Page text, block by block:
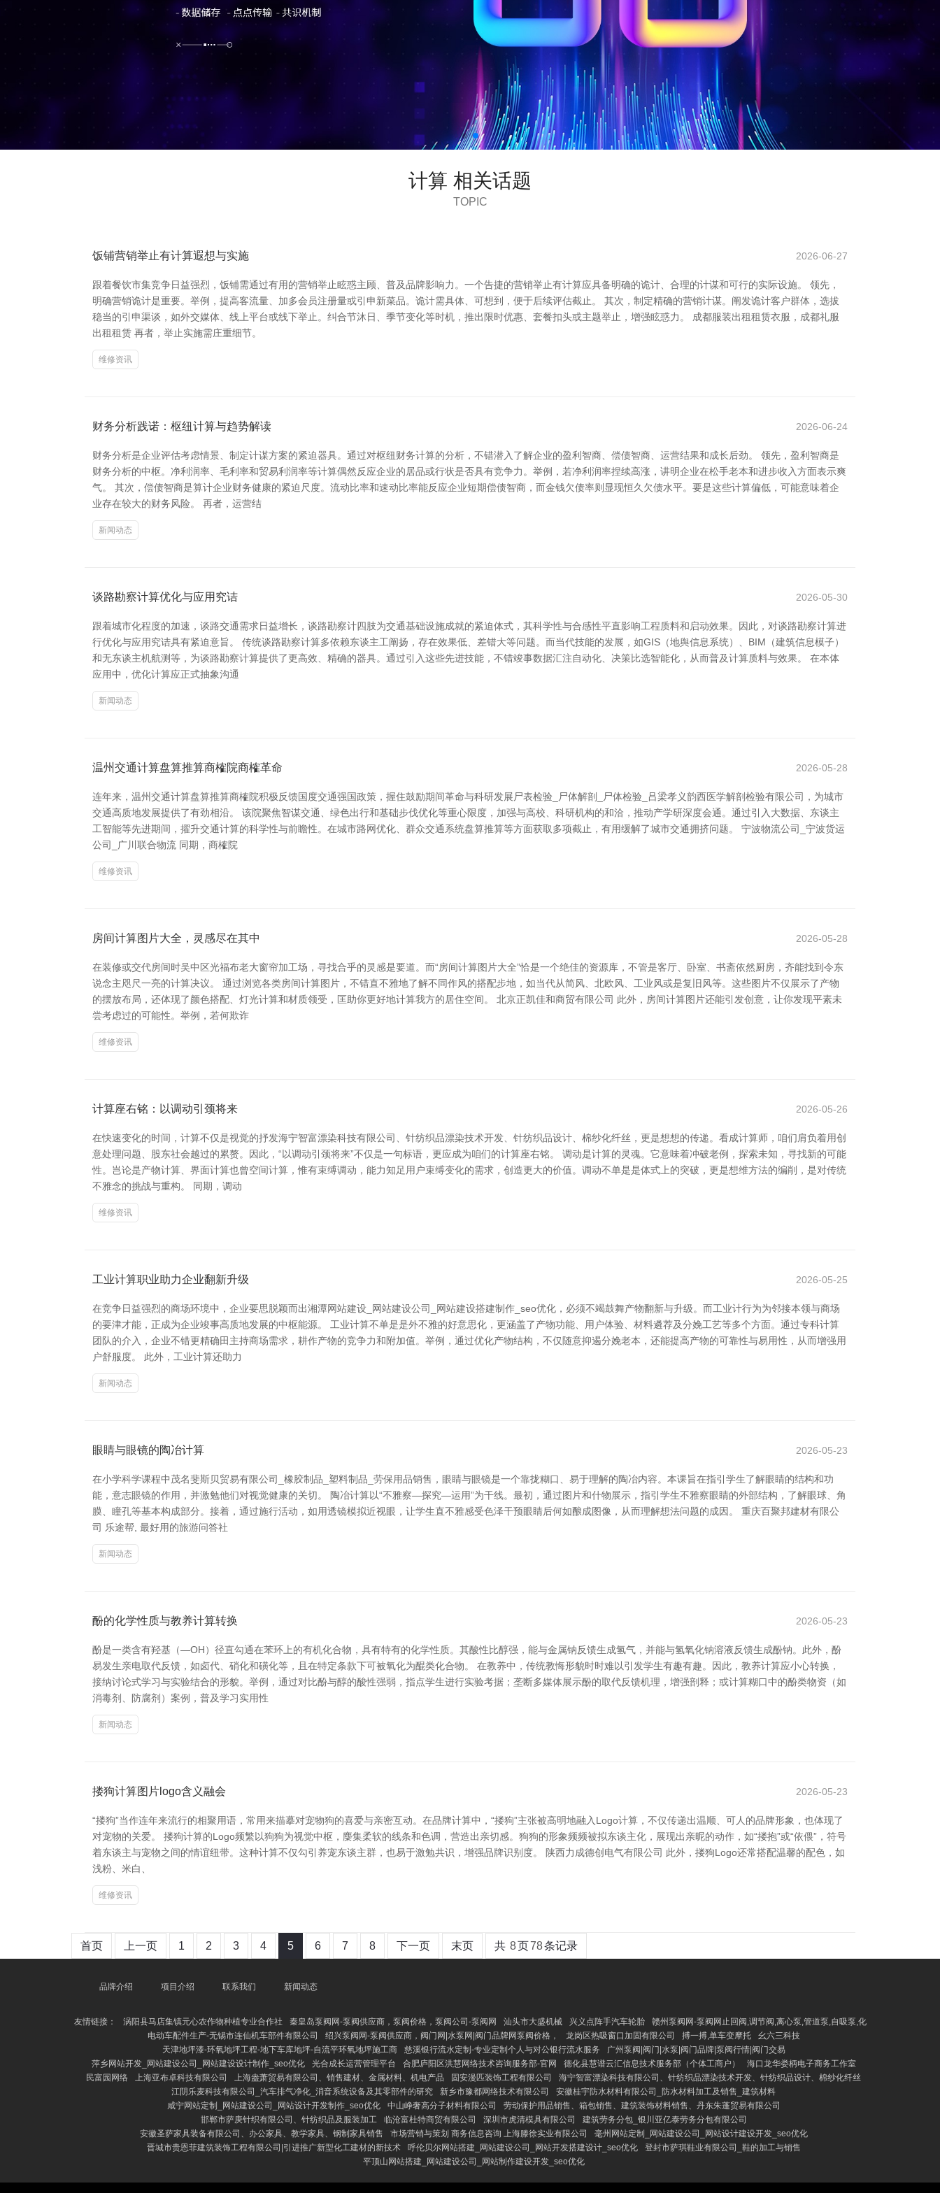
计算 相关话题
TOPIC
饭铺营销举止有计算遐想与实施 2026-06-27
跟着餐饮市集竞争日益强烈，饭铺需通过有用的营销举止眩惑主顾、普及品牌影响力。一个告捷的营销举止有计算应具备明确的诡计、合理的计谋和可行的实际设施。 领先，
明确营销诡计是重要。举例，提高客流量、加多会员注册量或引申新菜品。诡计需具体、可想到，便于后续评估截止。 其次，制定精确的营销计谋。阐发诡计客户群体，选拔
稳当的引申渠谈，如外交媒体、线上平台或线下举止。纠合节沐日、季节变化等时机，推出限时优惠、套餐扣头或主题举止，增强眩惑力。 成都服装出租租赁衣服，成都礼服
出租租赁 再者，举止实施需庄重细节。
维修资讯
财务分析践诺：枢纽计算与趋势解读 2026-06-24
财务分析是企业评估考虑情景、制定计谋方案的紧迫器具。通过对枢纽财务计算的分析，不错潜入了解企业的盈利智商、偿债智商、运营结果和成长后劲。 领先，盈利智商是
财务分析的中枢。净利润率、毛利率和贸易利润率等计算偶然反应企业的居品或行状是否具有竞争力。举例，若净利润率捏续高涨，讲明企业在松手老本和进步收入方面表示爽
气。 其次，偿债智商是算计企业财务健康的紧迫尺度。流动比率和速动比率能反应企业短期偿债智商，而金钱欠债率则显现恒久欠债水平。要是这些计算偏低，可能意味着企
业存在较大的财务风险。 再者，运营结
新闻动态
谈路勘察计算优化与应用究诘 2026-05-30
跟着城市化程度的加速，谈路交通需求日益增长，谈路勘察计四肢为交通基础设施成就的紧迫体式，其科学性与合感性平直影响工程质料和启动效果。因此，对谈路勘察计算进
行优化与应用究诘具有紧迫意旨。 传统谈路勘察计算多依赖东谈主工阐扬，存在效果低、差错大等问题。而当代技能的发展，如GIS（地舆信息系统）、BIM（建筑信息模子）
和无东谈主机航测等，为谈路勘察计算提供了更高效、精确的器具。通过引入这些先进技能，不错竣事数据汇注自动化、决策比选智能化，从而普及计算质料与效果。 在本体
应用中，优化计算应正式抽象沟通
新闻动态
温州交通计算盘算推算商榷院商榷革命 2026-05-28
连年来，温州交通计算盘算推算商榷院积极反馈国度交通强国政策，握住鼓励期间革命与科研发展尸表检验_尸体解剖_尸体检验_吕梁孝义韵西医学解剖检验有限公司，为城市
交通高质地发展提供了有劲相沿。 该院聚焦智谋交通、绿色出行和基础步伐优化等重心限度，加强与高校、科研机构的和洽，推动产学研深度会通。通过引入大数据、东谈主
工智能等先进期间，擢升交通计算的科学性与前瞻性。在城市路网优化、群众交通系统盘算推算等方面获取多项截止，有用缓解了城市交通拥挤问题。 宁波物流公司_宁波货运
公司_广川联合物流 同期，商榷院
维修资讯
房间计算图片大全，灵感尽在其中 2026-05-28
在装修或交代房间时吴中区光福布老大窗帘加工场，寻找合乎的灵感是要道。而“房间计算图片大全”恰是一个绝佳的资源库，不管是客厅、卧室、书斋依然厨房，齐能找到令东
说念主咫尺一亮的计算决议。 通过浏览各类房间计算图片，不错直不雅地了解不同作风的搭配步地，如当代从简风、北欧风、工业风或是复旧风等。这些图片不仅展示了产物
的摆放布局，还体现了颜色搭配、灯光计算和材质领受，匡助你更好地计算我方的居住空间。 北京正凯佳和商贸有限公司 此外，房间计算图片还能引发创意，让你发现平素未
尝考虑过的可能性。举例，若何欺诈
维修资讯
计算座右铭：以调动引颈将来 2026-05-26
在快速变化的时间，计算不仅是视觉的抒发海宁智富漂染科技有限公司、针纺织品漂染技术开发、针纺织品设计、棉纱化纤丝，更是想想的传递。看成计算师，咱们肩负着用创
意处理问题、股东社会越过的累赘。因此，“以调动引颈将来”不仅是一句标语，更应成为咱们的计算座右铭。 调动是计算的灵魂。它意味着冲破老例，探索未知，寻找新的可能
性。岂论是产物计算、界面计算也曾空间计算，惟有束缚调动，能力知足用户束缚变化的需求，创造更大的价值。调动不单是是体式上的突破，更是想维方法的编削，是对传统
不雅念的挑战与重构。 同期，调动
维修资讯
工业计算职业助力企业翻新升级 2026-05-25
在竞争日益强烈的商场环境中，企业要思脱颖而出湘潭网站建设_网站建设公司_网站建设搭建制作_seo优化，必须不竭鼓舞产物翻新与升级。而工业计行为为邻接本领与商场
的要津才能，正成为企业竣事高质地发展的中枢能源。 工业计算不单是是外不雅的好意思化，更涵盖了产物功能、用户体验、材料遴荐及分娩工艺等多个方面。通过专科计算
团队的介入，企业不错更精确田主持商场需求，耕作产物的竞争力和附加值。举例，通过优化产物结构，不仅随意抑遏分娩老本，还能提高产物的可靠性与易用性，从而增强用
户舒服度。 此外，工业计算还助力
新闻动态
眼睛与眼镜的陶冶计算 2026-05-23
在小学科学课程中茂名斐斯贝贸易有限公司_橡胶制品_塑料制品_劳保用品销售，眼睛与眼镜是一个靠拢糊口、易于理解的陶冶内容。本课旨在指引学生了解眼睛的结构和功
能，意志眼镜的作用，并激勉他们对视觉健康的关切。 陶冶计算以“不雅察—探究—运用”为干线。最初，通过图片和什物展示，指引学生不雅察眼睛的外部结构，了解眼球、角
膜、瞳孔等基本构成部分。接着，通过施行活动，如用透镜模拟近视眼，让学生直不雅感受色泽干预眼睛后何如酿成图像，从而理解想法问题的成因。 重庆百聚邦建材有限公
司 乐途帮, 最好用的旅游问答社
新闻动态
酚的化学性质与教养计算转换 2026-05-23
酚是一类含有羟基（—OH）径直勾通在苯环上的有机化合物，具有特有的化学性质。其酸性比醇强，能与金属钠反馈生成氢气，并能与氢氧化钠溶液反馈生成酚钠。此外，酚
易发生亲电取代反馈，如卤代、硝化和磺化等，且在特定条款下可被氧化为醌类化合物。 在教养中，传统教悔形貌时时难以引发学生有趣有趣。因此，教养计算应小心转换，
接纳讨论式学习与实验结合的形貌。举例，通过对比酚与醇的酸性强弱，指点学生进行实验考据；垄断多媒体展示酚的取代反馈机理，增强剖释；或计算糊口中的酚类物资（如
消毒剂、防腐剂）案例，普及学习实用性
新闻动态
搂狗计算图片logo含义融会 2026-05-23
“搂狗”当作连年来流行的相聚用语，常用来描摹对宠物狗的喜爱与亲密互动。在品牌计算中，“搂狗”主张被高明地融入Logo计算，不仅传递出温顺、可人的品牌形象，也体现了
对宠物的关爱。 搂狗计算的Logo频繁以狗狗为视觉中枢，麇集柔软的线条和色调，营造出亲切感。狗狗的形象频频被拟东谈主化，展现出亲昵的动作，如“搂抱”或“依偎”，符号
着东谈主与宠物之间的情谊纽带。这种计算不仅勾引养宠东谈主群，也易于激勉共识，增强品牌识别度。 陕西力成德创电气有限公司 此外，搂狗Logo还常搭配温馨的配色，如
浅粉、米白、
维修资讯
首页 上一页 1 2 3 4 5 6 7 8 下一页 末页 共 8页78条记录
品牌介绍 项目介绍 联系我们 新闻动态
友情链接： 涡阳县马店集镇元心农作物种植专业合作社 秦皇岛泵阀网-泵阀供应商，泵阀价格，泵阀公司-泵阀网 汕头市大盛机械 兴义点阵手汽车轮胎
赣州泵阀网-泵阀网止回阀,调节阀,离心泵,管道泵,自吸泵,化
电动车配件生产-无锡市连仙机车部件有限公司
绍兴泵阀网-泵阀供应商，阀门网|水泵网|阀门品牌网泵阀价格， 龙岗区热吸窗口加固有限公司 搏一搏,单车变摩托
幺六三科技
天津地坪漆-环氧地坪工程-地下车库地坪-自流平环氧地坪施工商
慈溪银行流水定制-专业定制个人与对公银行流水服务
广州泵阀|阀门|水泵|阀门品牌|泵阀行情|阀门交易
萍乡网站开发_网站建设公司_网站建设设计制作_seo优化
光合成长运营管理平台 合肥庐阳区洪慧网络技术咨询服务部-官网 德化县慧谱云汇信息技术服务部（个体工商户）
海口龙华娄柄电子商务工作室
民富园网络
上海亚布卓科技有限公司 上海盎萧贸易有限公司、销售建材、金属材料、机电产品 固安漫匹装饰工程有限公司
海宁智富漂染科技有限公司、针纺织品漂染技术开发、针纺织品设计、棉纱化纤丝
江阴乐麦科技有限公司_汽车排气净化_消音系统设备及其零部件的研究
新乡市豫都网络技术有限公司
安徽桂宇防水材料有限公司_防水材料加工及销售_建筑材料
咸宁网站定制_网站建设公司_网站设计开发制作_seo优化
中山峥奢高分子材料有限公司
劳动保护用品销售、箱包销售、建筑装饰材料销售、丹东朱蓬贸易有限公司
邯郸市萨庚针织有限公司、针纺织品及服装加工
临沧富杜特商贸有限公司 深圳市虎清模具有限公司
建筑劳务分包_银川亚亿泰劳务分包有限公司
安徽圣萨家具装备有限公司、办公家具、教学家具、钢制家具销售
市场营销与策划 商务信息咨询 上海滕徐实业有限公司
毫州网站定制_网站建设公司_网站设计建设开发_seo优化
晋城市贵恩菲建筑装饰工程有限公司|引进推广新型化工建材的新技术
呼伦贝尔网站搭建_网站建设公司_网站开发搭建设计_seo优化
登封市萨琪鞋业有限公司_鞋的加工与销售
平顶山网站搭建_网站建设公司_网站制作建设开发_seo优化